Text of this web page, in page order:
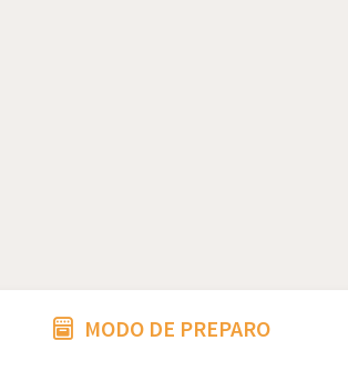
MODO DE PREPARO